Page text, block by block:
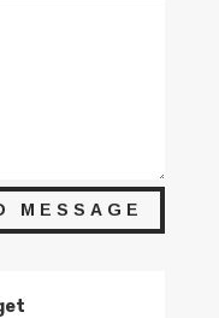
MESSAGE